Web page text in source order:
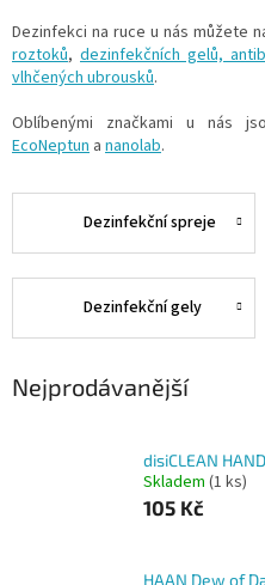
Dezinfekci na ruce u nás můžete
roztoků, dezinfekčních gelů,
vlhčených ubrousků.
Oblíbenými značkami u nás
EcoNeptun a nanolab.
Dezinfekční spreje
Dezinfekční gely
Nejprodávanější
disiCLEAN
Skladem (1 ks)
105 Kč
HAAN Dew of